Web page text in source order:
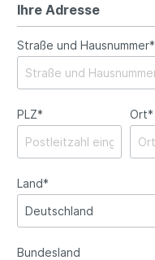
Ihre Adresse
Straße und Hausnummer*
PLZ* Ort*
Land*
Bundesland